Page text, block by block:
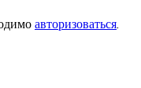
авторизоваться.